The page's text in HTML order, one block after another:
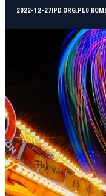
2022-12-27 IPD.ORG.PL0